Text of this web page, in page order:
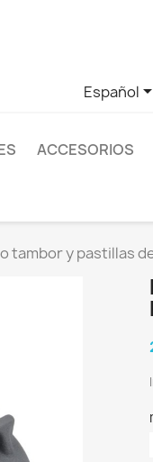
Español
ACCESORIOS
tambor y pastillas